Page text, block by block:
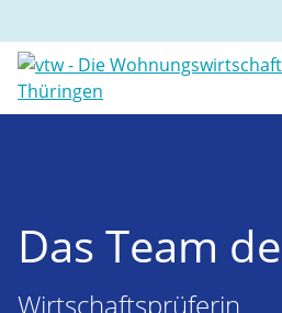
Das Team
Wirtschaftsprüferin